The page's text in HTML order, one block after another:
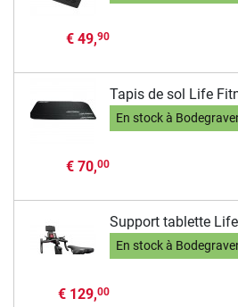
€ 49,90
Tapis de sol Life
En stock à
€ 70,00
Support tablette
En stock à
€ 129,00